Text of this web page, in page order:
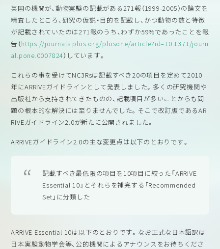
英国の機関が、動物実験の記載がある271報（1999-2005）の論文を
精査したところ、研究の仮説・目的を記載し、かつ動物の数と特徴
が記載されていたのは271報のうち、わずか59%であったことを報
告（https://journals.plos.org/plosone/article?id=10.1371/journ
al.pone.0007824）しています。
これらの事を受けてNC3Rsは記載すべき20の項目を定めて2010
年にARRIVEガイドラインとして発表しました。多くの研究機関や
出版社から支持されてきたものの、記載項目が多いことからも問
題の根本的な解決には至りませんでした。そこで改訂版であるAR
RIVEガイドライン2.0が新たに公開されました。
ARRIVEガイドライン2.0の主な変更点は以下のとおりです。
記載すべき最低限の項目を10項目に絞った「ARRIVE
Essential 10」とそれらを補完する「Recommended
Set」に分類した
ARRIVE Essential 10は以下のとおりです。なお正式な日本語訳は
日本実験動物学会等、公的機関によるアナウンスをお待ちくださ